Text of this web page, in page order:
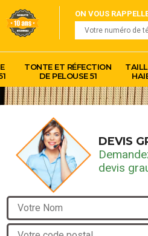
ON VOUS
TONTE ET RÉFECTION
DE PELOUSE 51
DEVIS
devis